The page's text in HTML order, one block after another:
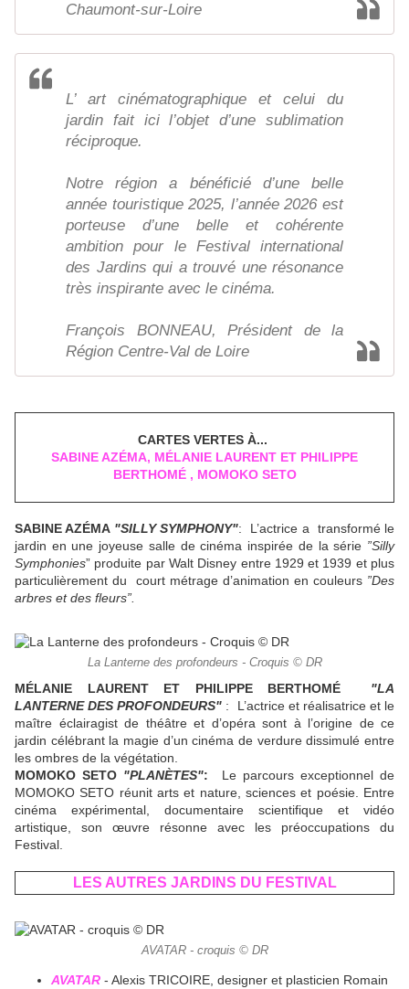
Chaumont-sur-Loire
L’ art cinématographique et celui du
jardin fait ici l’objet d’une sublimation
réciproque.
Notre région a bénéficié d’une belle
année touristique 2025, l’année 2026 est
porteuse d’une belle et cohérente
ambition pour le Festival international
des Jardins qui a trouvé une résonance
très inspirante avec le cinéma.
François BONNEAU, Président de la
Région Centre-Val de Loire
CARTES VERTES À...
SABINE AZÉMA, MÉLANIE LAURENT ET PHILIPPE
BERTHOMÉ , MOMOKO SETO
SABINE AZÉMA "SILLY SYMPHONY": L’actrice a transformé le
jardin en une joyeuse salle de cinéma inspirée de la série ”Silly
Symphonies” produite par Walt Disney entre 1929 et 1939 et plus
particulièrement du court métrage d’animation en couleurs ”Des
arbres et des fleurs”.
La Lanterne des profondeurs - Croquis © DR
MÉLANIE LAURENT ET PHILIPPE BERTHOMÉ "LA
LANTERNE DES PROFONDEURS" : L’actrice et réalisatrice et le
maître éclairagist de théâtre et d’opéra sont à l’origine de ce
jardin célébrant la magie d’un cinéma de verdure dissimulé entre
les ombres de la végétation.
MOMOKO SETO "PLANÈTES": Le parcours exceptionnel de
MOMOKO SETO réunit arts et nature, sciences et poésie. Entre
cinéma expérimental, documentaire scientifique et vidéo
artistique, son œuvre résonne avec les préoccupations du
Festival.
LES AUTRES JARDINS DU FESTIVAL
AVATAR - croquis © DR
AVATAR - Alexis TRICOIRE, designer et plasticien Romain